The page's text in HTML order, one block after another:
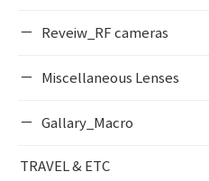
Reveiw_RF cameras
Miscellaneous Lenses
Gallary_Macro
TRAVEL & ETC